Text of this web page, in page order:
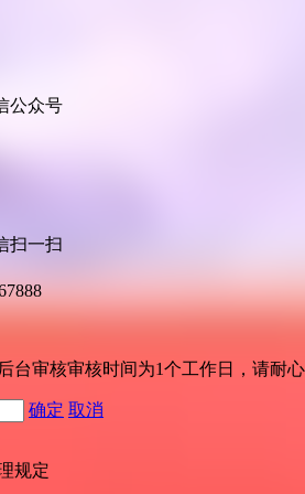
公众号
扫一扫
台审核审核时间为1个工作日，请耐
确定 取消
规定